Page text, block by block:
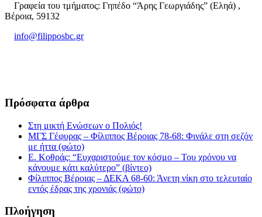
Γραφεία του τμήματος: Γηπέδο “Άρης Γεωργιάδης” (Εληά) ,
Βέροια, 59132
info@filipposbc.gr
Πρόσφατα άρθρα
Στη μικτή Ενώσεων ο Πολιός!
ΜΓΣ Γέφυρας – Φίλιππος Βέροιας 78-68: Φινάλε στη σεζόν
με ήττα (φώτο)
Ε. Κοθράς: “Ευχαριστούμε τον κόσμο – Του χρόνου να
κάνουμε κάτι καλύτερο” (βίντεο)
Φίλιππος Βέροιας – ΔΕΚΑ 68-60: Άνετη νίκη στο τελευταίο
εντός έδρας της χρονιάς (φώτο)
Πλοήγηση